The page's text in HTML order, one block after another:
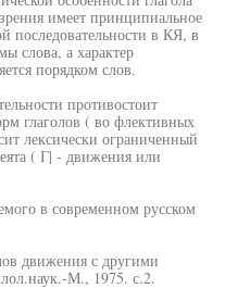
имеет принципиальное
последовательности в КЯ, в
слова, а характер
порядком слов.
противостоит
глаголов ( во флективных
лексически ограниченный
( Г| - движения или
в современном русском
движения с другими
М., 1975. с.2.